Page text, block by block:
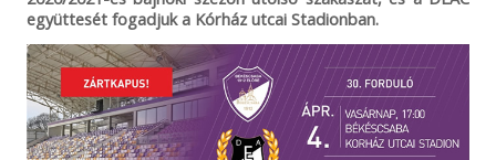
együttesét fogadjuk a Kórház utcai Stadionban.